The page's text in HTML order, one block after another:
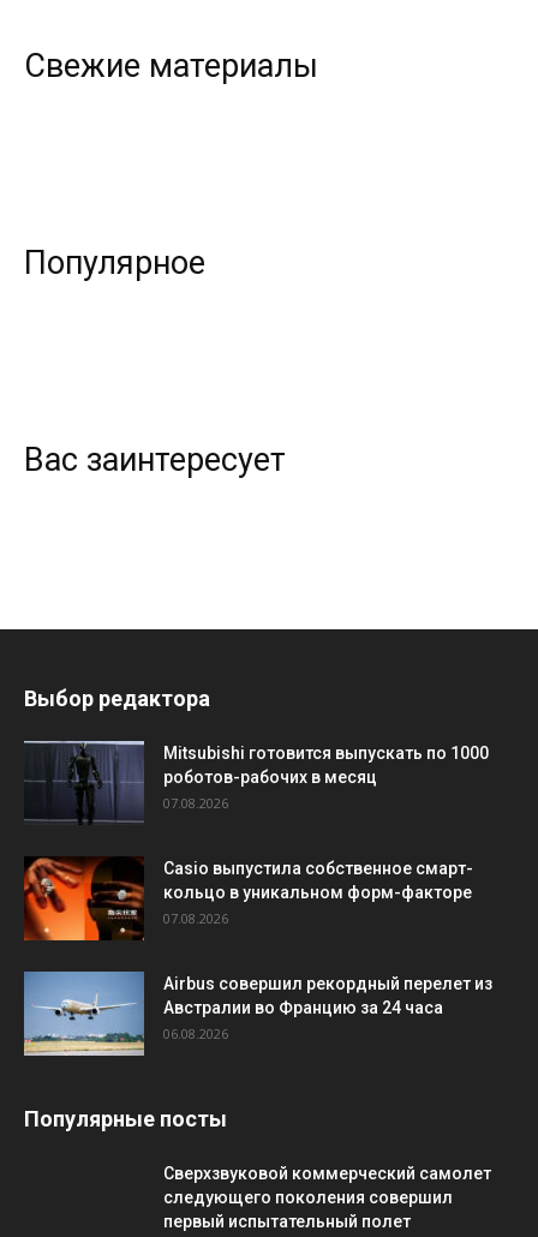
Свежие материалы
Популярное
Вас заинтересует
Выбор редактора
Mitsubishi готовится выпускать по 1000
роботов-рабочих в месяц
07.08.2026
Casio выпустила собственное смарт-
кольцо в уникальном форм-факторе
07.08.2026
Airbus совершил рекордный перелет из
Австралии во Францию за 24 часа
06.08.2026
Популярные посты
Сверхзвуковой коммерческий самолет
следующего поколения совершил
первый испытательный полет